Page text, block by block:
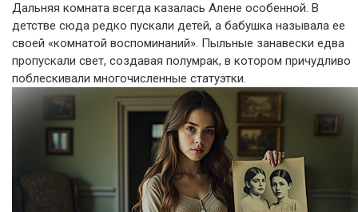
Дальняя комната всегда казалась Алене особенной. В
детстве сюда редко пускали детей, а бабушка называла ее
своей «комнатой воспоминаний». Пыльные занавески едва
пропускали свет, создавая полумрак, в котором причудливо
поблескивали многочисленные статуэтки.